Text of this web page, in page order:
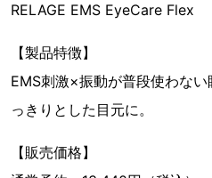
RELAGE EMS EyeCare Flex
【製品特徴】
EMS刺激×振動が普段使わな
っきりとした目元に。
【販売価格】